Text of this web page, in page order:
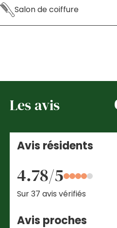
Salon de coiffure
Les avis
Avis résidents
4.78/5
Sur 37 avis vérifiés
Avis proches